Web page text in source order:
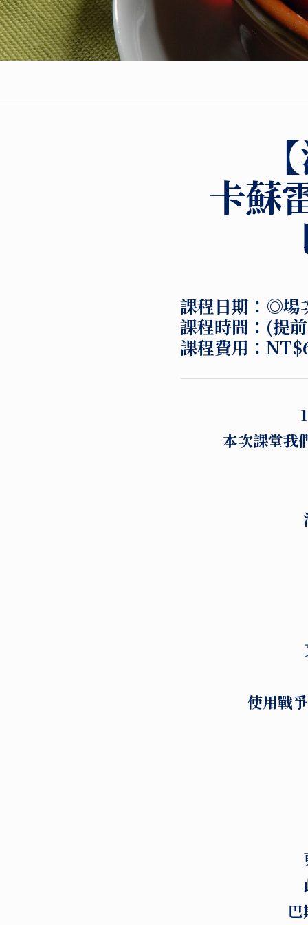
卡蘇
課程日期： ◎場
課程時間： (提
課程費用：
本次課堂我
使用戰